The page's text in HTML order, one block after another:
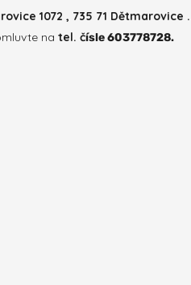
1072 , 735 71 Dětmarovice .
na tel. čísle 603778728.